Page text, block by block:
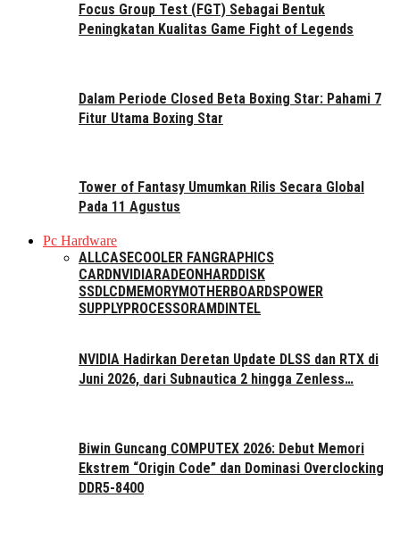
Focus Group Test (FGT) Sebagai Bentuk
Peningkatan Kualitas Game Fight of Legends
Dalam Periode Closed Beta Boxing Star: Pahami 7
Fitur Utama Boxing Star
Tower of Fantasy Umumkan Rilis Secara Global
Pada 11 Agustus
Pc Hardware
ALLCASECOOLER FANGRAPHICS
CARDNVIDIARADEONHARDDISK
SSDLCDMEMORYMOTHERBOARDSPOWER
SUPPLYPROCESSORAMDINTEL
NVIDIA Hadirkan Deretan Update DLSS dan RTX di
Juni 2026, dari Subnautica 2 hingga Zenless…
Biwin Guncang COMPUTEX 2026: Debut Memori
Ekstrem “Origin Code” dan Dominasi Overclocking
DDR5-8400